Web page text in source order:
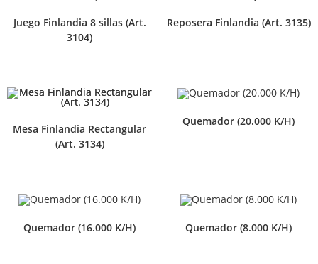
Juego Finlandia 8 sillas (Art.
3104)
Reposera Finlandia (Art. 3135)
Mesa Finlandia Rectangular
(Art. 3134)
Quemador (20.000 K/H)
Quemador (16.000 K/H) Quemador (8.000 K/H)